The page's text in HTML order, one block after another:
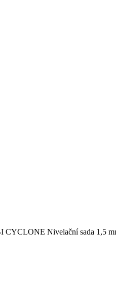
CYCLONE Nivelační sada 1,5